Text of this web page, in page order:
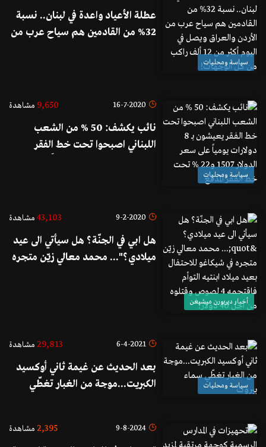
سياسة ومحليات
عطلة الأعياد واعدة في لبنان.. نسبة
32% من القادمين هم سياح عرب من
سياسة ومحليات
16-7-2020
9,650 مشاهدة
نائب يكشف: 50 % من الشعب
اللبناني اصبحوا تحت خط الفقر
أخبار ديربورن ميشيغن
9-2-2020
43,103 مشاهدة
هل ابي في الجنّة؟ هل سيأتي الى عيد
ميلادي؟"... محمد معالي زيّن متجره
سياسة ومحليات
6-4-2021
29,813 مشاهدة
بعد الحديث عن غيمة ثاني أوكسيد
الكبريت...موجة من الغبار تغطّي
9-8-2024
2,395 مشاهدة